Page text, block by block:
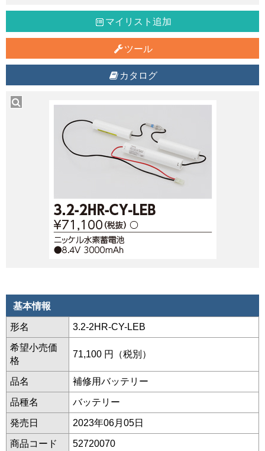
マイリスト追加
ツール
カタログ
基本情報
形名 3.2-2HR-CY-LEB
希望小売価
格
71,100 円（税別）
品名 補修用バッテリー
品種名 バッテリー
発売日 2023年06月05日
商品コード 52720070